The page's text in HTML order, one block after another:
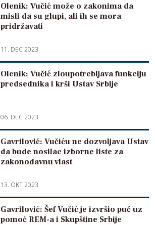
Olenik: Vučić može o zakonima da
misli da su glupi, ali ih se mora
pridržavati
11. DEC 2023
Olenik: Vučić zloupotrebljava funkciju
predsednika i krši Ustav Srbije
06. DEC 2023
Gavrilović: Vučiću ne dozvoljava Ustav
da bude nosilac izborne liste za
zakonodavnu vlast
13. OKT 2023
Gavrilović: Šef Vučić je izvršio puč uz
pomoć REM-a i Skupštine Srbije